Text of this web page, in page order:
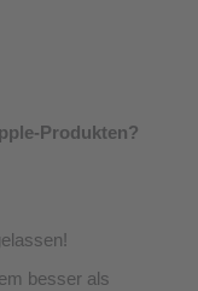
Produkten?
besser als